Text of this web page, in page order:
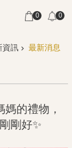
0 0
資訊 最新消息
的禮物，
剛好✨